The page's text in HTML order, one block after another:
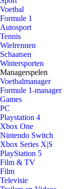
Voetbal
Formule 1
Autosport
Tennis
Wielrennen
Schaatsen
Wintersporten
Managerspelen
Voetbalmanager
Formule 1-manager
Games
PC
Playstation 4
Xbox One
Nintendo Switch
Xbox Series X|S
PlayStation 5
Film & TV
Film
Televisie